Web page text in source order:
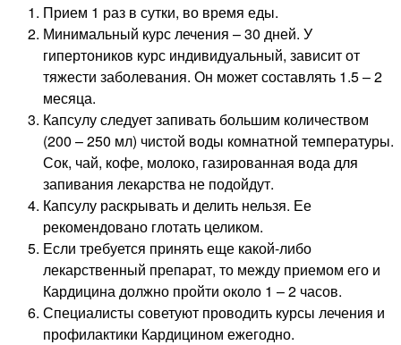
Прием 1 раз в сутки, во время еды.
Минимальный курс лечения – 30 дней. У
гипертоников курс индивидуальный, зависит от
тяжести заболевания. Он может составлять 1.5 – 2
месяца.
Капсулу следует запивать большим количеством
(200 – 250 мл) чистой воды комнатной температуры.
Сок, чай, кофе, молоко, газированная вода для
запивания лекарства не подойдут.
Капсулу раскрывать и делить нельзя. Ее
рекомендовано глотать целиком.
Если требуется принять еще какой-либо
лекарственный препарат, то между приемом его и
Кардицина должно пройти около 1 – 2 часов.
Специалисты советуют проводить курсы лечения и
профилактики Кардицином ежегодно.